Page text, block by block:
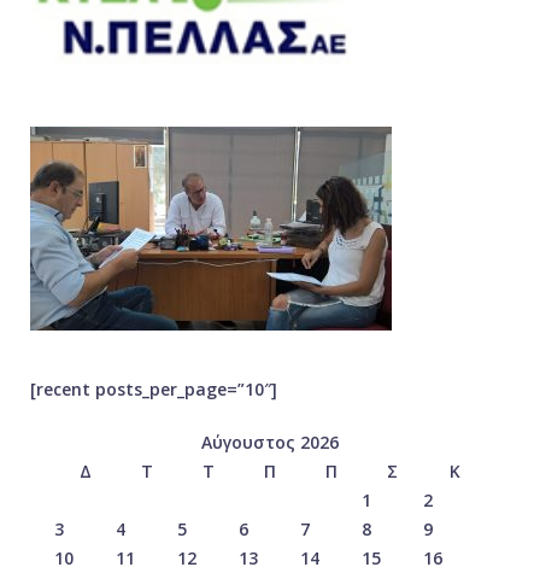
[recent posts_per_page=”10″]
Αύγουστος 2026
Δ
Τ Τ Π Π Σ
Κ
1
2
3
4 5 6 7 8
9
10
11 12 13 14 15
16